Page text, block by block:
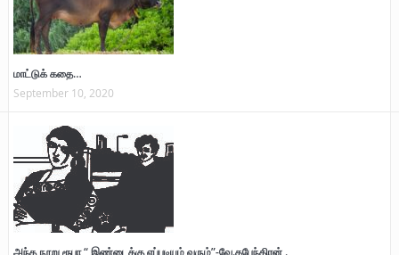
மாட்டுக் கதை…
September 10, 2020